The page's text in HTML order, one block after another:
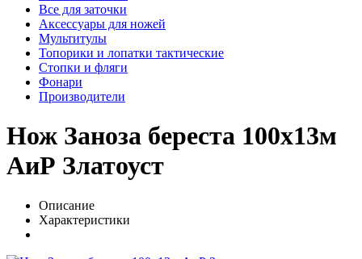
Все для заточки
Аксессуары для ножей
Мультитулы
Топорики и лопатки тактические
Стопки и фляги
Фонари
Производители
Нож Заноза береста 100х13м
АиР Златоуст
Описание
Характеристики